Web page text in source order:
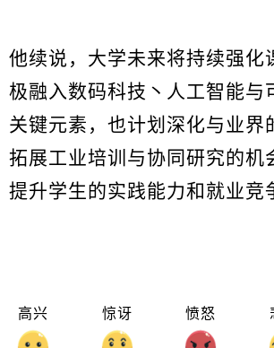
他续说，大学未来将持续强化
极融入数码科技丶人工智能与
关键元素，也计划深化与业界
拓展工业培训与协同研究的机
提升学生的实践能力和就业竞
高兴 惊讶 愤怒